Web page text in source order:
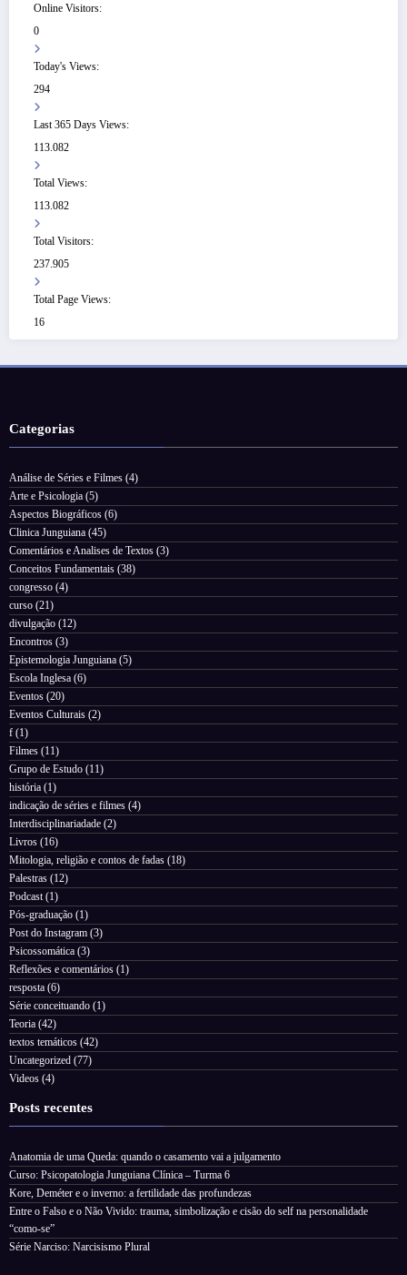
Online Visitors:
0
Today's Views:
294
Last 365 Days Views:
113.082
Total Views:
113.082
Total Visitors:
237.905
Total Page Views:
16
Categorias
Análise de Séries e Filmes (4)
Arte e Psicologia (5)
Aspectos Biográficos (6)
Clinica Junguiana (45)
Comentários e Analises de Textos (3)
Conceitos Fundamentais (38)
congresso (4)
curso (21)
divulgação (12)
Encontros (3)
Epistemologia Junguiana (5)
Escola Inglesa (6)
Eventos (20)
Eventos Culturais (2)
f (1)
Filmes (11)
Grupo de Estudo (11)
história (1)
indicação de séries e filmes (4)
Interdisciplinariadade (2)
Livros (16)
Mitologia, religião e contos de fadas (18)
Palestras (12)
Podcast (1)
Pós-graduação (1)
Post do Instagram (3)
Psicossomática (3)
Reflexões e comentários (1)
resposta (6)
Série conceituando (1)
Teoria (42)
textos temáticos (42)
Uncategorized (77)
Videos (4)
Posts recentes
Anatomia de uma Queda: quando o casamento vai a julgamento
Curso: Psicopatologia Junguiana Clínica – Turma 6
Kore, Deméter e o inverno: a fertilidade das profundezas
Entre o Falso e o Não Vivido: trauma, simbolização e cisão do self na personalidade
“como-se”
Série Narciso: Narcisismo Plural